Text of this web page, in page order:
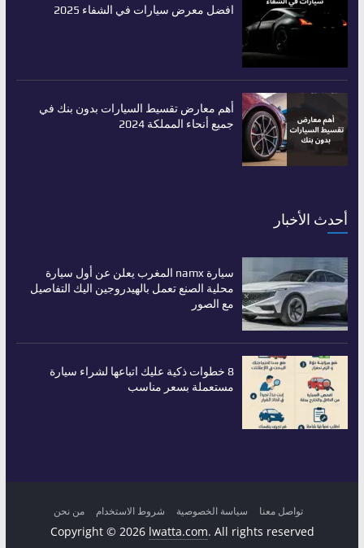
افضل معرض سيارات في الشفاء 2025
أهم معارض تقسيط السيارات بدون بنك في
جميع أنحاء المملكة 2024
أحدث الأخبار
سيارة namx المغرب يعلن عن أول سيارة
محلية الصنع تعمل بالهيدروجين اليك التفاصيل
مع الصور
8 خطوات ذكية عليك اتباعها لشراء سيارة
مستعملة بسعر مناسب
تواصل معنا سياسة الخصوصية شروط الاستخدام من نحن
Copyright © 2026 lwatta.com. All rights reserved